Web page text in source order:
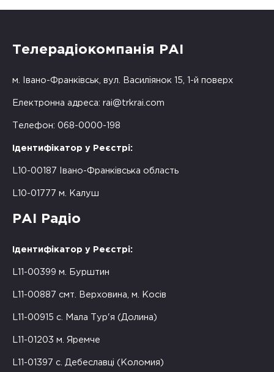
Телерадіокомпанія РАІ
м. Івано-Франківськ, вул. Василіянок 15, 1-й поверх
Електронна адреса: rai@trkrai.com
Телефон: 068-0000-198
Ідентифікатор у Реєстрі:
L10-00187 Івано-Франківська область
L10-01777 м. Калуш
РАІ Радіо
Ідентифікатор у Реєстрі:
L11-00399 м. Бурштин
L11-00887 смт. Верховина, м. Косів
L11-00915 с. Мала Тур'я (Долина)
L11-01203 м. Яремче
L11-01397 с. Дебеславці (Коломия)